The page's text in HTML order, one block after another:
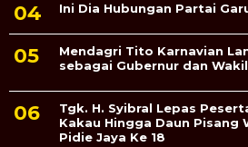
Ini Dia Hubungan Partai
Mendagri Tito Karnavian
sebagai Gubernur dan
Tgk. H. Syibral Lepas
Kakau Hingga Daun Pisang
Pidie Jaya Ke 18